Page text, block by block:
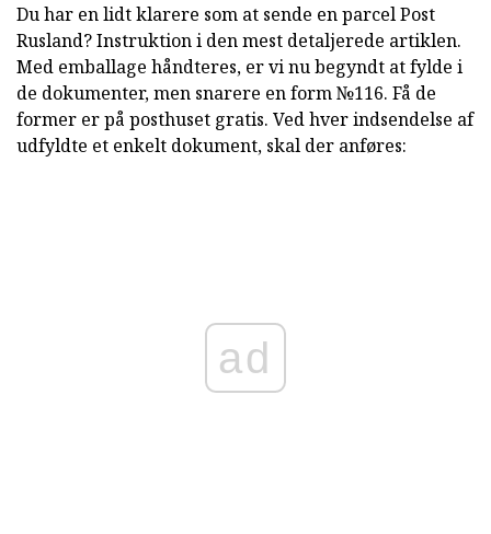
Du har en lidt klarere som at sende en parcel Post
Rusland? Instruktion i den mest detaljerede artiklen.
Med emballage håndteres, er vi nu begyndt at fylde i
de dokumenter, men snarere en form №116. Få de
former er på posthuset gratis. Ved hver indsendelse af
udfyldte et enkelt dokument, skal der anføres:
ad